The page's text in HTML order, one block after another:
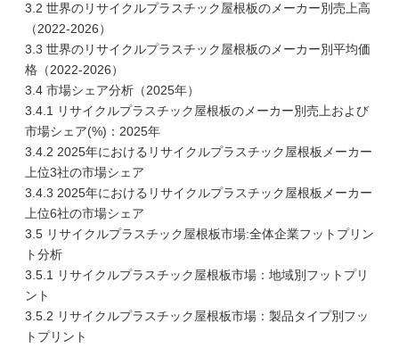
3.2 世界のリサイクルプラスチック屋根板のメーカー別売上高
（2022-2026）
3.3 世界のリサイクルプラスチック屋根板のメーカー別平均価
格（2022-2026）
3.4 市場シェア分析（2025年）
3.4.1 リサイクルプラスチック屋根板のメーカー別売上および
市場シェア(%)：2025年
3.4.2 2025年におけるリサイクルプラスチック屋根板メーカー
上位3社の市場シェア
3.4.3 2025年におけるリサイクルプラスチック屋根板メーカー
上位6社の市場シェア
3.5 リサイクルプラスチック屋根板市場:全体企業フットプリン
ト分析
3.5.1 リサイクルプラスチック屋根板市場：地域別フットプリ
ント
3.5.2 リサイクルプラスチック屋根板市場：製品タイプ別フッ
トプリント